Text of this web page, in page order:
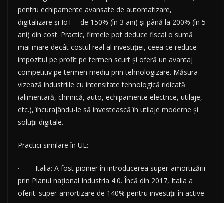
pentru echipamente avansate de automatizare,
digitalizare și IoT – de 150% (în 3 ani) și până la 200% (în 5
ani) din cost. Practic, firmele pot deduce fiscal o sumă
mai mare decât costul real al investiției, ceea ce reduce
impozitul pe profit pe termen scurt și oferă un avantaj
competitiv pe termen mediu prin tehnologizare. Măsura
vizează industriile cu intensitate tehnologică ridicată
(alimentară, chimică, auto, echipamente electrice, utilaje,
etc.), încurajându-le să investească în utilaje moderne și
soluții digitale.
Practici similare în UE:
· Italia: A fost pionier în introducerea super-amortizării
prin Planul național Industria 4.0. Încă din 2017, Italia a
oferit: super-amortizare de 140% pentru investiții în active